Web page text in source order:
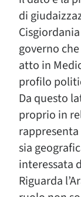
di
governo
atto in
profilo
Da questo
proprio in
sia
interessata
Riguarda